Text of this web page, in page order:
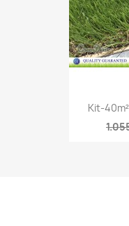
Kit-